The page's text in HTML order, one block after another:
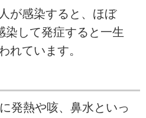
が感染すると、ほぼ
染して発症すると一生
れています。
発熱や咳、鼻水といっ